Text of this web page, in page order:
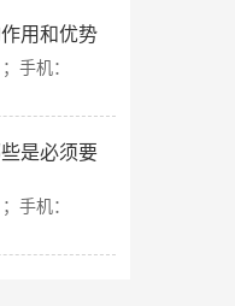
用和优势
手机：
是必须要
手机：